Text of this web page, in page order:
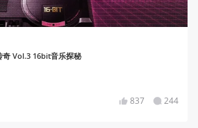
奇 Vol.3 16bit音乐探秘
837 244